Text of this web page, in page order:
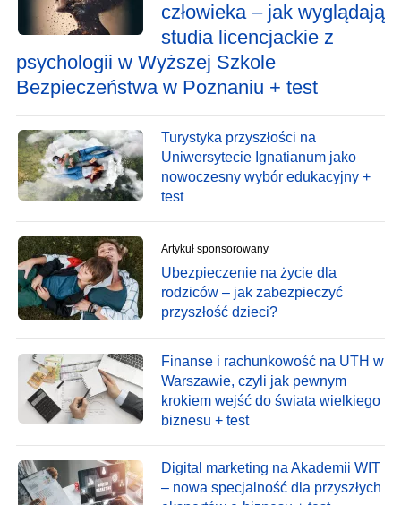
człowieka – jak wyglądają
studia licencjackie z
psychologii w Wyższej Szkole
Bezpieczeństwa w Poznaniu + test
Turystyka przyszłości na
Uniwersytecie Ignatianum jako
nowoczesny wybór edukacyjny +
test
Artykuł sponsorowany
Ubezpieczenie na życie dla
rodziców – jak zabezpieczyć
przyszłość dzieci?
Finanse i rachunkowość na UTH w
Warszawie, czyli jak pewnym
krokiem wejść do świata wielkiego
biznesu + test
Digital marketing na Akademii WIT
– nowa specjalność dla przyszłych